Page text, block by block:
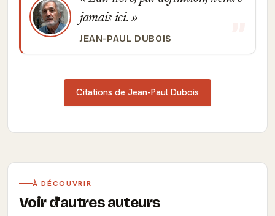
jamais ici.
JEAN-PAUL DUBOIS
Citations de Jean-Paul Dubois
À DÉCOUVRIR
Voir d'autres auteurs